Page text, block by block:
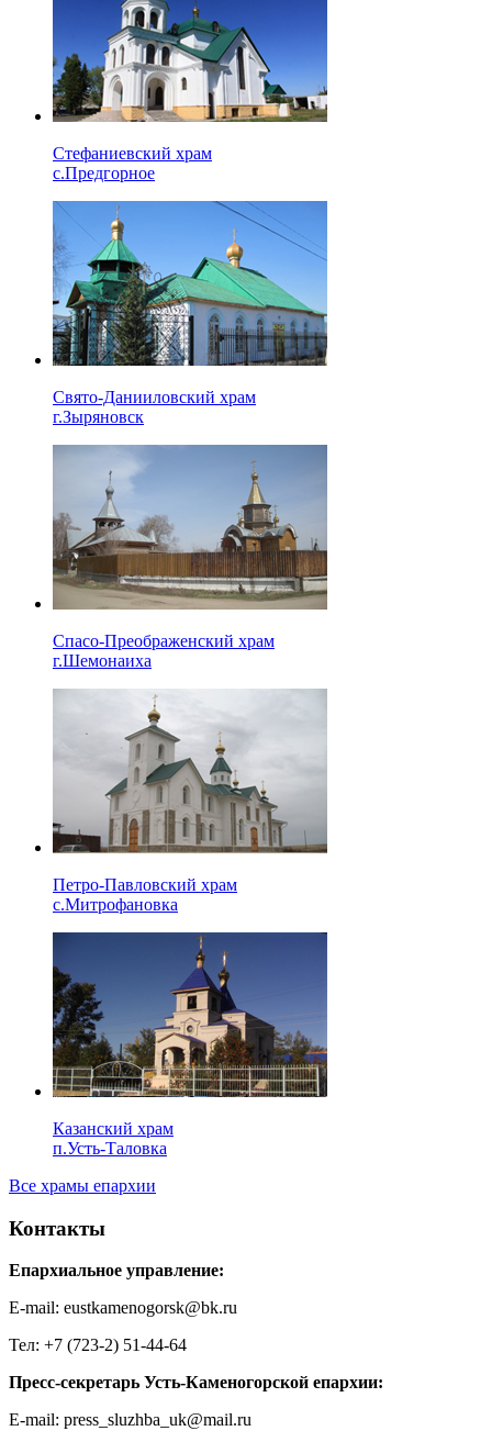
Стефаниевский храм
с.Предгорное
Свято-Данииловский храм
г.Зыряновск
Спасо-Преображенский храм
г.Шемонаиха
Петро-Павловский храм
с.Митрофановка
Казанский храм
п.Усть-Таловка
Все храмы епархии
Контакты
Епархиальное управление:
E-mail: eustkamenogorsk@bk.ru
Тел: +7 (723-2) 51-44-64
Пресс-секретарь Усть-Каменогорской епархии:
E-mail: press_sluzhba_uk@mail.ru